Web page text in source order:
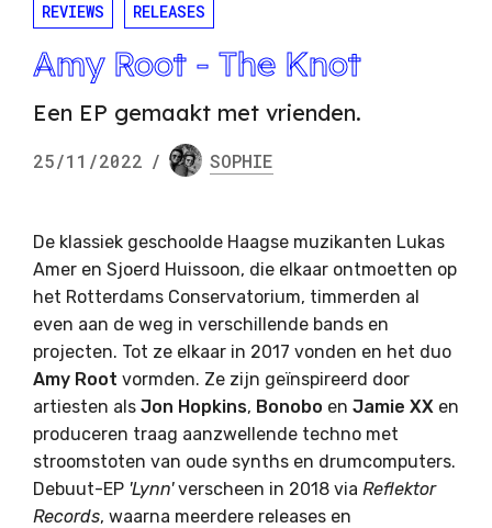
REVIEWS RELEASES
Amy Root - The Knot
Een EP gemaakt met vrienden.
25/11/2022 / SOPHIE
De klassiek geschoolde Haagse muzikanten Lukas
Amer en Sjoerd Huissoon, die elkaar ontmoetten op
het Rotterdams Conservatorium, timmerden al
even aan de weg in verschillende bands en
projecten. Tot ze elkaar in 2017 vonden en het duo
Amy Root vormden. Ze zijn geïnspireerd door
artiesten als Jon Hopkins, Bonobo en Jamie XX en
produceren traag aanzwellende techno met
stroomstoten van ­oude synths en drumcomputers.
Debuut-EP 'Lynn'verscheen in 2018 via Reflektor
Records, waarna meerdere releases en